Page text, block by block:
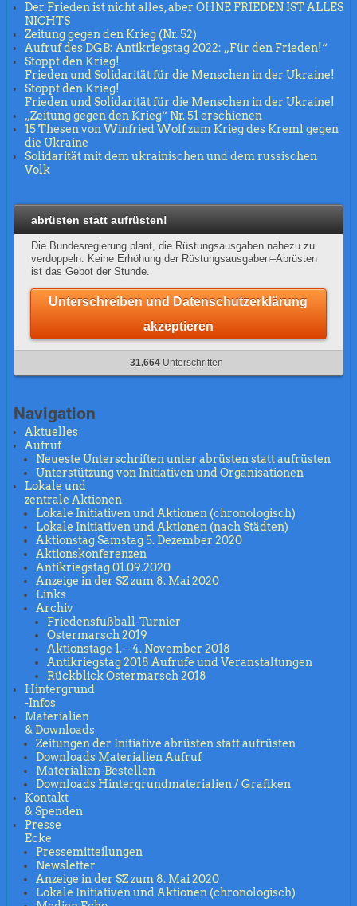
Der Frieden ist nicht alles, aber OHNE FRIEDEN IST ALLES
NICHTS
Zeitung gegen den Krieg (Nr. 52)
Aufruf des DGB: Antikriegstag 2022: „Für den Frieden!“
Stoppt den Krieg!
Frieden und Solidarität für die Menschen in der Ukraine!
Stoppt den Krieg!
Frieden und Solidarität für die Menschen in der Ukraine!
„Zeitung gegen den Krieg“ Nr. 51 erschienen
15 Thesen von Winfried Wolf zum Krieg des Kreml gegen
die Ukraine
Solidarität mit dem ukrainischen und dem russischen
Volk
abrüsten statt aufrüsten!
Die Bundesregierung plant, die Rüstungsausgaben nahezu zu
verdoppeln. Keine Erhöhung der Rüstungsausgaben–Abrüsten
ist das Gebot der Stunde.
Unterschreiben und Datenschutzerklärung
akzeptieren
31,664 Unterschriften
Navigation
Aktuelles
Aufruf
Neueste Unterschriften unter abrüsten statt aufrüsten
Unterstützung von Initiativen und Organisationen
Lokale und
zentrale Aktionen
Lokale Initiativen und Aktionen (chronologisch)
Lokale Initiativen und Aktionen (nach Städten)
Aktionstag Samstag 5. Dezember 2020
Aktionskonferenzen
Antikriegstag 01.09.2020
Anzeige in der SZ zum 8. Mai 2020
Links
Archiv
Friedensfußball-Turnier
Ostermarsch 2019
Aktionstage 1. – 4. November 2018
Antikriegstag 2018 Aufrufe und Veranstaltungen
Rückblick Ostermarsch 2018
Hintergrund
-Infos
Materialien
& Downloads
Zeitungen der Initiative abrüsten statt aufrüsten
Downloads Materialien Aufruf
Materialien-Bestellen
Downloads Hintergrundmaterialien / Grafiken
Kontakt
& Spenden
Presse
Ecke
Pressemitteilungen
Newsletter
Anzeige in der SZ zum 8. Mai 2020
Lokale Initiativen und Aktionen (chronologisch)